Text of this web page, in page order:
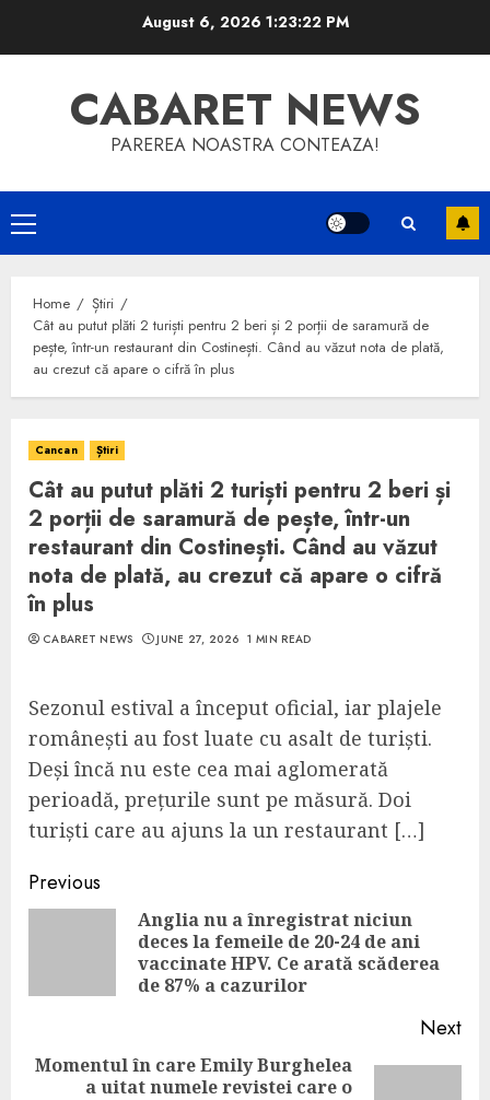
August 6, 2026 1:23:23 PM
CABARET NEWS
PAREREA NOASTRA CONTEAZA!
Primary
Menu
Home
Știri
Cât au putut plăti 2 turiști pentru 2 beri și 2 porții de saramură de
pește, într-un restaurant din Costinești. Când au văzut nota de plată,
au crezut că apare o cifră în plus
Cancan Știri
Cât au putut plăti 2 turiști pentru 2 beri și
2 porții de saramură de pește, într-un
restaurant din Costinești. Când au văzut
nota de plată, au crezut că apare o cifră
în plus
CABARET NEWS JUNE 27, 2026 1 MIN READ
Sezonul estival a început oficial, iar plajele
românești au fost luate cu asalt de turiști.
Deși încă nu este cea mai aglomerată
perioadă, prețurile sunt pe măsură. Doi
turiști care au ajuns la un restaurant […]
Continue
Reading
Previous
Anglia nu a înregistrat niciun
deces la femeile de 20-24 de ani
vaccinate HPV. Ce arată scăderea
de 87% a cazurilor
Next
Momentul în care Emily Burghelea
a uitat numele revistei care o